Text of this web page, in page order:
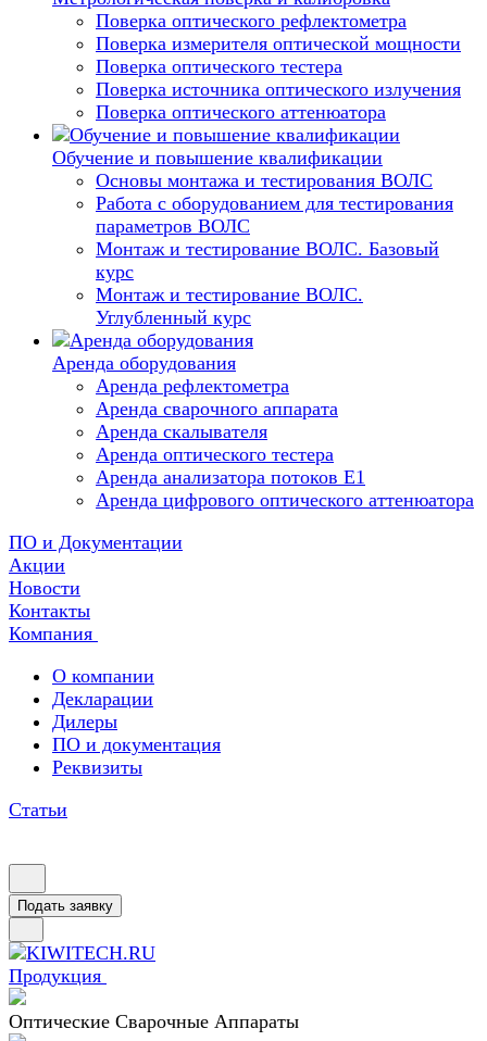
Поверка оптического рефлектометра
Поверка измерителя оптической мощности
Поверка оптического тестера
Поверка источника оптического излучения
Поверка оптического аттенюатора
Обучение и повышение квалификации
Основы монтажа и тестирования ВОЛС
Работа с оборудованием для тестирования
параметров ВОЛС
Монтаж и тестирование ВОЛС. Базовый
курс
Монтаж и тестирование ВОЛС.
Углубленный курс
Аренда оборудования
Аренда рефлектометра
Аренда сварочного аппарата
Аренда скалывателя
Аренда оптического тестера
Аренда анализатора потоков Е1
Аренда цифрового оптического аттенюатора
ПО и Документации
Акции
Новости
Контакты
Компания
О компании
Декларации
Дилеры
ПО и документация
Реквизиты
Статьи
Подать заявку
Продукция
Оптические Сварочные Аппараты